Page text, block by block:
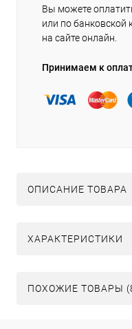
Вы можете
или по банковской
на сайте онлайн.
Принимаем к
ОПИСАНИЕ ТОВАРА
ХАРАКТЕРИСТИКИ
ПОХОЖИЕ ТОВАРЫ